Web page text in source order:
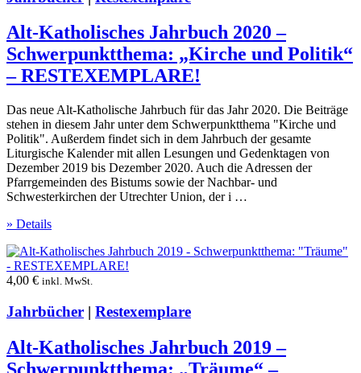
Alt-Katholisches Jahrbuch 2020 –
Schwerpunktthema: „Kirche und Politik“
– RESTEXEMPLARE!
Das neue Alt-Katholische Jahrbuch für das Jahr 2020. Die Beiträge
stehen in diesem Jahr unter dem Schwerpunktthema "Kirche und
Politik". Außerdem findet sich in dem Jahrbuch der gesamte
Liturgische Kalender mit allen Lesungen und Gedenktagen von
Dezember 2019 bis Dezember 2020. Auch die Adressen der
Pfarrgemeinden des Bistums sowie der Nachbar- und
Schwesterkirchen der Utrechter Union, der i …
» Details
4,00 € inkl. MwSt.
Jahrbücher | Restexemplare
Alt-Katholisches Jahrbuch 2019 –